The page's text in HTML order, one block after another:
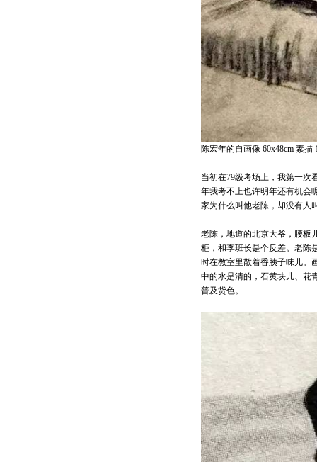
陈宏年的自画像 60x48cm 素描
当初在79级考场上，我第一次
年我考不上也许明年还有机
家为什么叫他老陈，却没有人
老陈，地道的北京大爷，腰板
柜，和李班长是个反差。老陈
时在教室里散着香胰子味儿。
中的水是清的，石黄块儿、
普及货色。